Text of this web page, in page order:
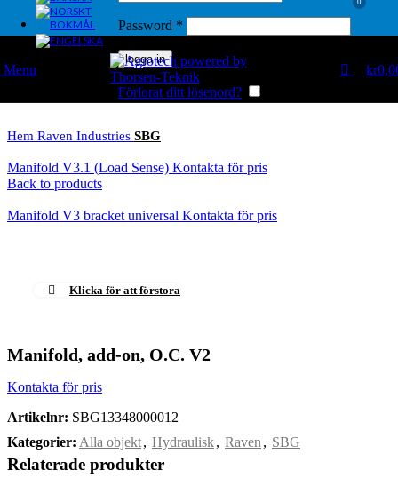
Password *
logga in
Förlorat ditt lösenord?
Menu
0
kr
Hem Raven Industries SBG
Manifold V3.1 (Load Sense)
Back to products
Manifold V3 bracket universal
Klicka för att förstora
Manifold, add-on, O.C. V2
Artikelnr: SBG13348000012
Kategorier: Alla objekt, Hydraulisk, Raven , SBG
Relaterade produkter